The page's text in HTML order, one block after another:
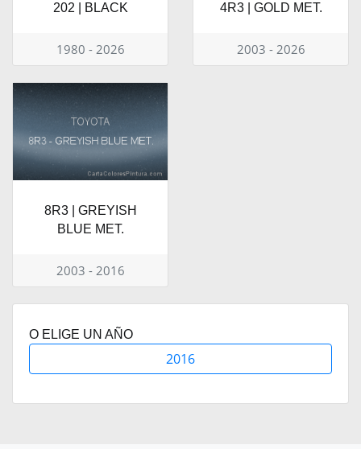
202 | BLACK
1980 - 2026
4R3 | GOLD MET.
2003 - 2026
8R3 | GREYISH
BLUE MET.
2003 - 2016
O ELIGE UN AÑO
2016